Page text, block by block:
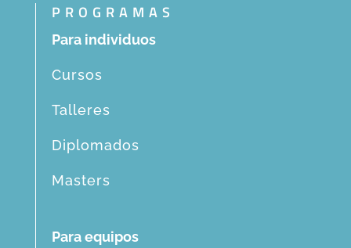
PROGRAMAS
Para individuos
Cursos
Talleres
Diplomados
Masters
Para equipos